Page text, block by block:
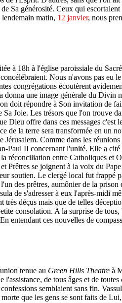
Sa générosité. Ceux qui
matin, 12 janvier, nous
à 18h à l'église paroissiale du
Nous n'avons pas eu
congrégations écoutèrent
une image générale du Divin
doit répondre à Son invitation de
Joie. Les trésors que l'on trouve
Dieu offre dans ces messages
la terre sera transformée en un
Comme dans les
Paul II concernant l'unité. Elle a
réconciliation entre Catholiques et
Prêtres se joignent à la voix du
soutien. Le clergé local fut frappé
des prêtres, aumônier de la
de s'adresser à eux l'après-midi
très déçus mais que de telles
consolation. A la surprise de
entendant ces nouvelles de
tenue au Green Hills Theatre à
l'assistance, de tous âges et de
semblaient sans fin.
que les gens se sont faits de